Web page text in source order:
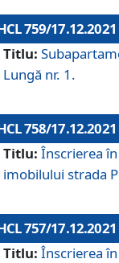
759/17.12.2021
Titlu:
Lungă nr. 1.
758/17.12.2021
Titlu: Înscrierea
imobilului strada
757/17.12.2021
Titlu: Înscrierea